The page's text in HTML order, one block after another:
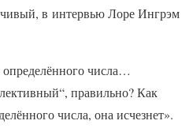
в интервью Лоре Ингрэм
числа…
правильно? Как
числа, она исчезнет».